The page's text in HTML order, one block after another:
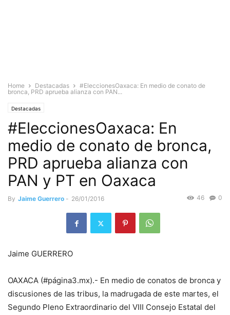
Home Destacadas
#EleccionesOaxaca: En medio de conato de
bronca, PRD aprueba alianza con PAN...
Destacadas
#EleccionesOaxaca: En
medio de conato de bronca,
PRD aprueba alianza con
PAN y PT en Oaxaca
By Jaime Guerrero - 26/01/2016 0
46
Jaime GUERRERO
OAXACA (#página3.mx).- En medio de conatos de bronca y
discusiones de las tribus, la madrugada de este martes, el
Segundo Pleno Extraordinario del VIII Consejo Estatal del